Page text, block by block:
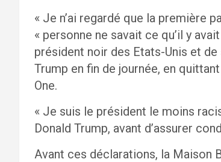
« Je n’ai regardé que la première
« personne ne savait ce qu’il y
président noir des Etats-Unis et
Trump en fin de journée, en
One.
« Je suis le président le moins
Donald Trump, avant d’assurer
Avant ces déclarations, la Maison